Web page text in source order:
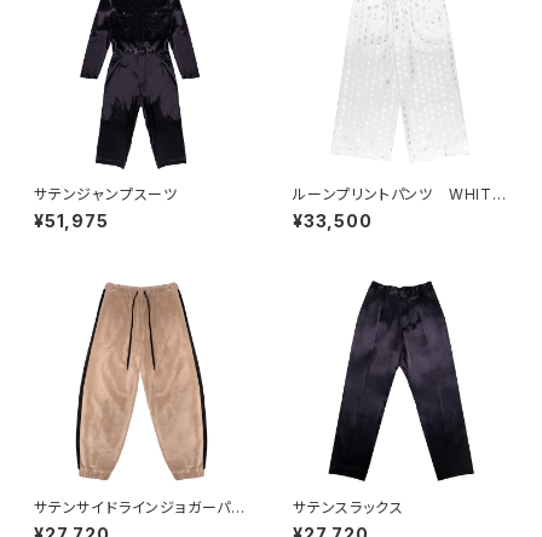
サテンジャンプスーツ
¥51,975
ルーンプリントパンツ WHITE
×SILVER
¥33,500
サテンサイドラインジョガーパン
ツ BEIGE
サテンスラックス